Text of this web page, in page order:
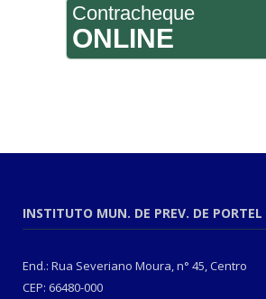
Contracheque
ONLINE
INSTITUTO MUN. DE PREV. DE PORTEL
End.: Rua Severiano Moura, n° 45, Centro
CEP: 66480-000